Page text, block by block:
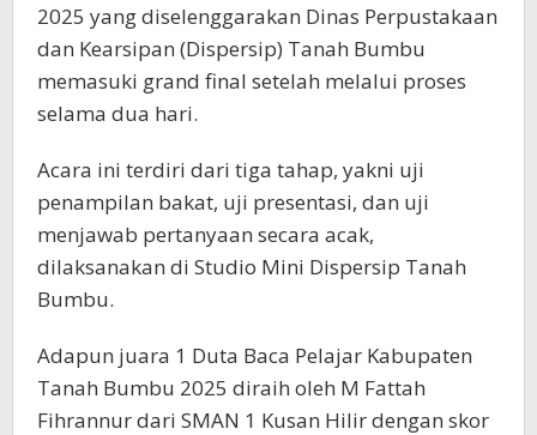
2025 yang diselenggarakan Dinas Perpustakaan
dan Kearsipan (Dispersip) Tanah Bumbu
memasuki grand final setelah melalui proses
selama dua hari.
Acara ini terdiri dari tiga tahap, yakni uji
penampilan bakat, uji presentasi, dan uji
menjawab pertanyaan secara acak,
dilaksanakan di Studio Mini Dispersip Tanah
Bumbu.
Adapun juara 1 Duta Baca Pelajar Kabupaten
Tanah Bumbu 2025 diraih oleh M Fattah
Fihrannur dari SMAN 1 Kusan Hilir dengan skor